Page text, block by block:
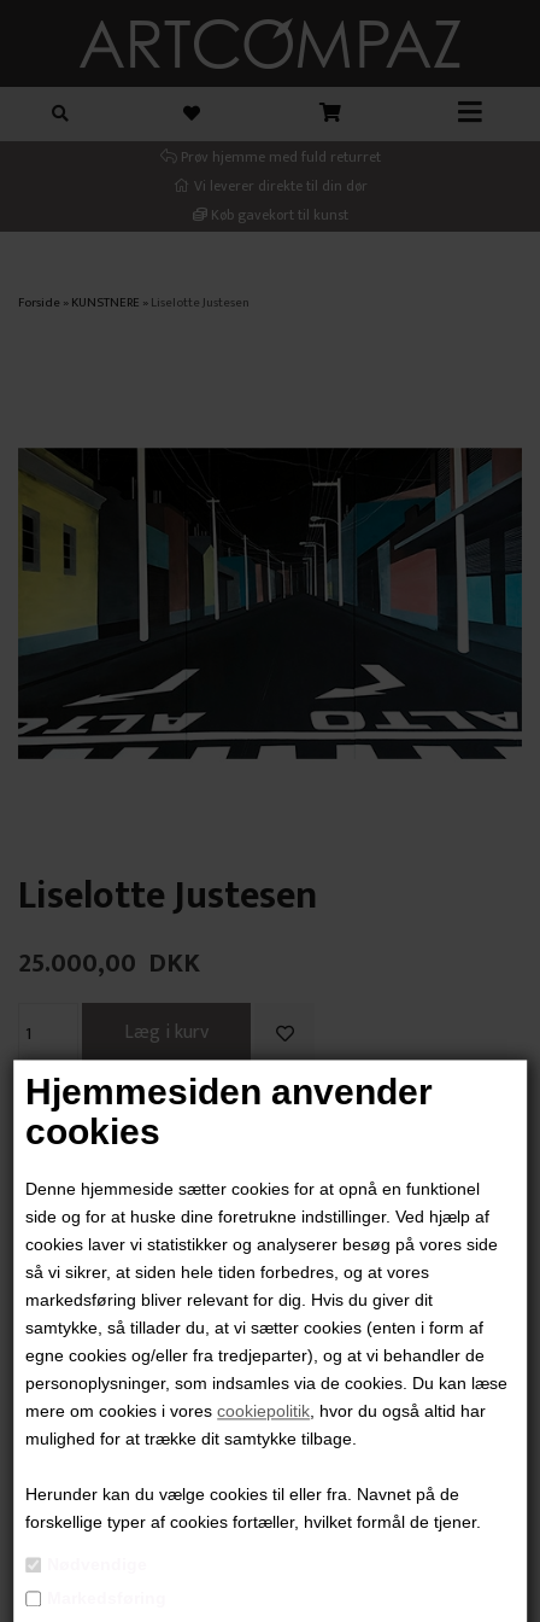
Hjemmesiden anvender
cookies
Denne hjemmeside sætter cookies for at opnå en funktionel
side og for at huske dine foretrukne indstillinger. Ved hjælp af
cookies laver vi statistikker og analyserer besøg på vores side
så vi sikrer, at siden hele tiden forbedres, og at vores
markedsføring bliver relevant for dig. Hvis du giver dit
samtykke, så tillader du, at vi sætter cookies (enten i form af
egne cookies og/eller fra tredjeparter), og at vi behandler de
personoplysninger, som indsamles via de cookies. Du kan læse
mere om cookies i vorescookiepolitik , hvor du også altid har
mulighed for at trække dit samtykke tilbage.
Herunder kan du vælge cookies til eller fra. Navnet på de
forskellige typer af cookies fortæller, hvilket formål de tjener.
Prøv hjemme med fuld returret
Vi leverer direkte til din dør
Køb gavekort til kunst
Forside »KUNSTNERE »Liselotte Justesen
Liselotte Justesen
25.000,00 DKK
"Guatemala Images"
Akryl på lærred - tredelt maleri
Ikke indrammet
PRODUKTBESKRIVELSE
PRODUKTINFORMATION
Andre værker af kunstneren: